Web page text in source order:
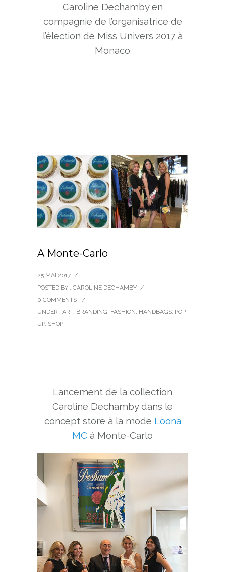
Caroline Dechamby en
compagnie de l’organisatrice de
l’élection de Miss Univers 2017 à
Monaco
A Monte-Carlo
25 MAI 2017 /
POSTED BY : CAROLINE DECHAMBY /
0 COMMENTS
/
UNDER : ART, BRANDING, FASHION, HANDBAGS, POP
UP, SHOP
Lancement de la collection
Caroline Dechamby dans le
concept store à la mode Loona
MC à Monte-Carlo